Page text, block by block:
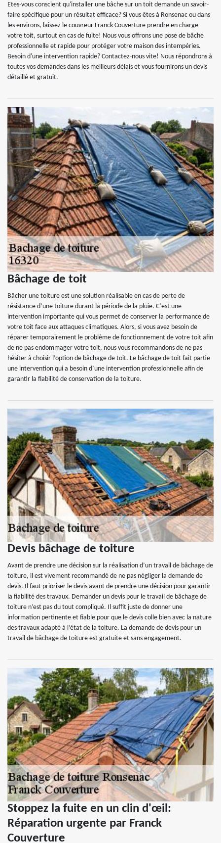
Etes-vous conscient qu'installer une bâche sur un toit demande un savoir-
faire spécifique pour un résultat efficace? Si vous êtes à Ronsenac ou dans
les environs, laissez le couvreur Franck Couverture prendre en charge
votre toit, surtout en cas de fuite! Nous vous offrons une pose de bâche
professionnelle et rapide pour protéger votre maison des intempéries.
Besoin d'une intervention rapide? Contactez-nous vite! Nous répondrons à
toutes vos demandes dans les meilleurs délais et vous fournirons un devis
détaillé et gratuit.
Bâchage de toit
Bâcher une toiture est une solution réalisable en cas de perte de
résistance d’une toiture durant la période de la pluie. C’est une
intervention importante qui vous permet de conserver la performance de
votre toit face aux attaques climatiques. Alors, si vous avez besoin de
réparer temporairement le problème de fonctionnement de votre toit afin
de ne pas endommager votre toit, nous vous recommandons de ne pas
hésiter à choisir l’option de bâchage de toit. Le bâchage de toit fait partie
une intervention qui a besoin d’une intervention professionnelle afin de
garantir la fiabilité de conservation de la toiture.
Devis bâchage de toiture
Avant de prendre une décision sur la réalisation d’un travail de bâchage de
toiture, il est vivement recommandé de ne pas négliger la demande de
devis. Il faut prioriser le devis avant de prendre une décision pour garantir
la fiabilité des travaux. Demander un devis pour le travail de bâchage de
toiture n’est pas du tout compliqué. Il suffit juste de donner une
information pertinente et fiable pour que le devis colle bien avec la nature
des travaux adapté à l’état de la toiture. La demande de devis pour un
travail de bâchage de toiture est gratuite et sans engagement.
Stoppez la fuite en un clin d'œil:
Réparation urgente par Franck
Couverture